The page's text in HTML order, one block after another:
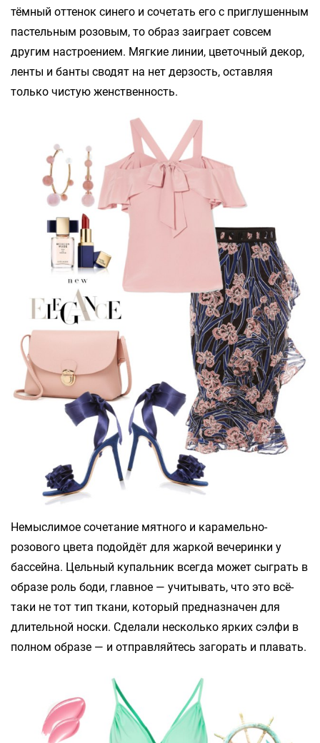
тёмный оттенок синего и сочетать его с приглушенным
пастельным розовым, то образ заиграет совсем
другим настроением. Мягкие линии, цветочный декор,
ленты и банты сводят на нет дерзость, оставляя
только чистую женственность.
Немыслимое сочетание мятного и карамельно-
розового цвета подойдёт для жаркой вечеринки у
бассейна. Цельный купальник всегда может сыграть в
образе роль боди, главное — учитывать, что это всё-
таки не тот тип ткани, который предназначен для
длительной носки. Сделали несколько ярких сэлфи в
полном образе — и отправляйтесь загорать и плавать.